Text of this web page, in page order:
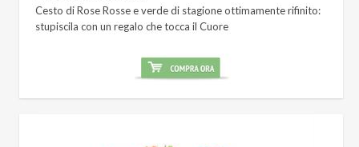
Cesto di Rose Rosse e verde di stagione ottimamente rifinito:
stupiscila con un regalo che tocca il Cuore